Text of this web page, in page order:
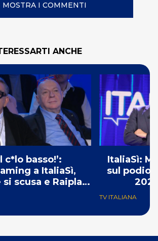
MOSTRA I COMMENTI
ANCHE
c*lo basso!’:
a ItaliaSì,
scusa e Raiplay
ItaliaSì:
sul podio
TV ITALIANA